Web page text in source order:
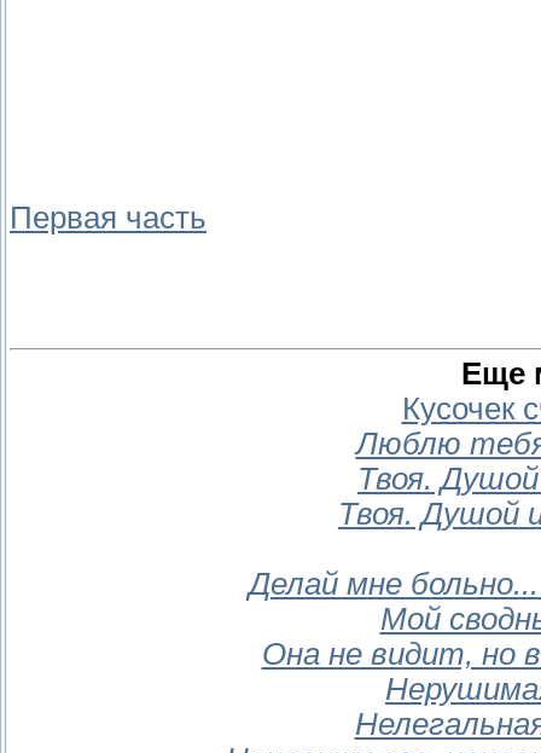
Первая часть
Еще
Кусочек
Люблю
Твоя.
Твоя. Душой
Делай мне
Мой
Она не видит, но